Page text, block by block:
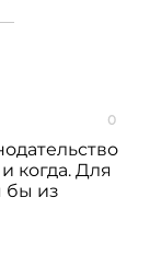
0
когда. Для
бы из